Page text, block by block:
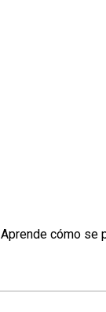
Aprende cómo se